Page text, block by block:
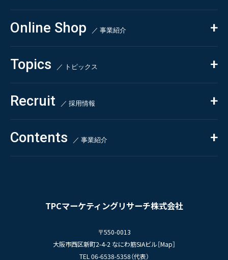
TPCマーケティングリサーチ株式会社
〒550-0013
大阪市西区新町2-4-2 なにわ筋SIAビル［Map］
TEL 06-6538-5358（代表）
CSR
コンサルティング
依頼・受託調査
- 市場調査
- 競合調査
- アンケート調査
- クイックリサーチ
自主企画調査
Online Shop ／ 事業紹介
Beauty & Cosmetics
Health & Food
Pharmaceuticals & Medical
Chemical & Life Sciences
Topics ／ トピックス
ALL
お知らせ
新刊情報
掲載情報
Recruit ／ 採用情報
採用TOP
- 求める人物像
Contents ／ 事業紹介
お問い合わせ
プライバシーポリシー